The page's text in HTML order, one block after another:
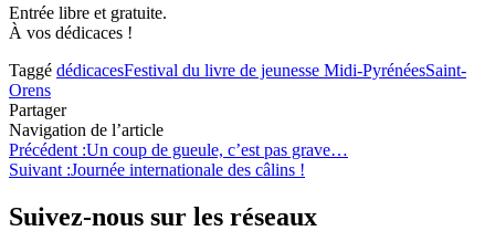
Entrée libre et gratuite.
À vos dédicaces !
Taggé dédicacesFestival du livre de jeunesse Midi-PyrénéesSaint-
Orens
Partager
Navigation de l’article
Précédent :Un coup de gueule, c’est pas grave…
Suivant :Journée internationale des câlins !
Suivez-nous sur les réseaux